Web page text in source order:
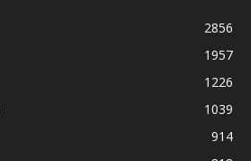
2856
1957
1226
1039
914